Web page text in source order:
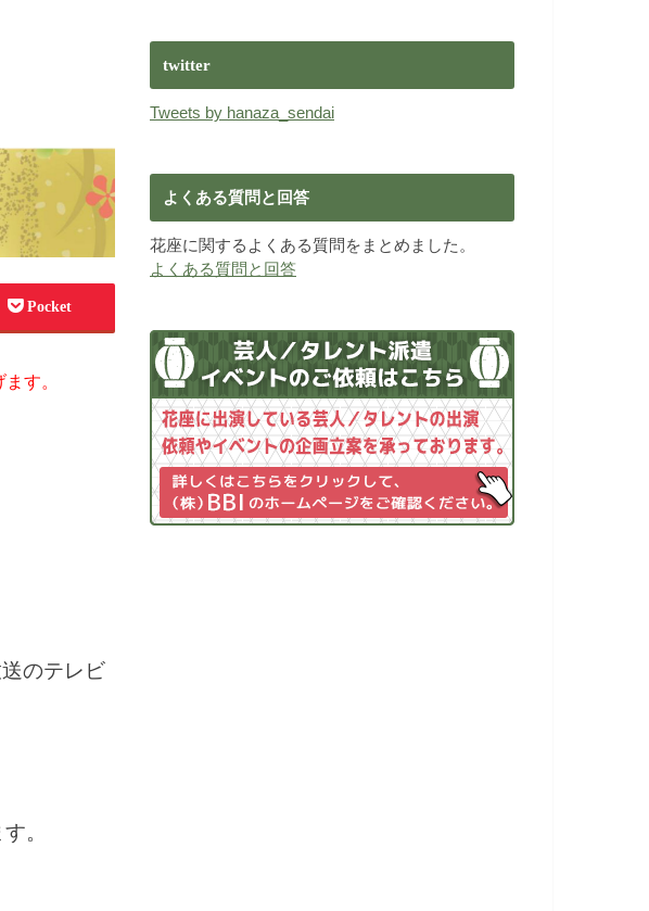
Pocket
す。
のテレビ
。
twitter
Tweets by hanaza_sendai
よくある質問と回答
花座に関するよくある質問をまとめました。
よくある質問と回答